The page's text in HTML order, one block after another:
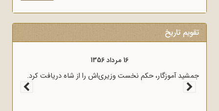
تقویم تاریخ
جمشید آموزگار، حکم نخست و روشنگر وعاظ در لبیک به پیام امام
روشنگری و آگاه‌سازی در منبرهای ماه